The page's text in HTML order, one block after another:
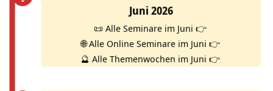
Juni 2026
📜 Alle Seminare im Juni 👉
🌐Alle Online Seminare im Juni 👉
🔮 Alle Themenwochen im Juni 👉